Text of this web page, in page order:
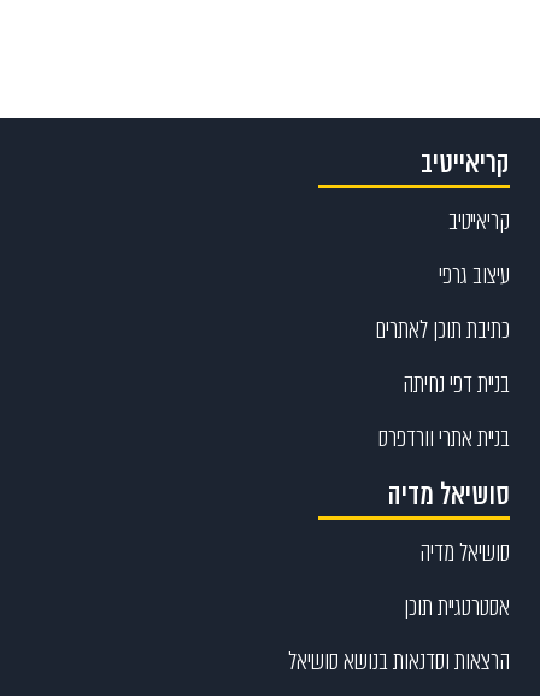
קריאייטיב
קריאייטיב
עיצוב גרפי
כתיבת תוכן לאתרים
בניית דפי נחיתה
בניית אתרי וורדפרס
סושיאל מדיה
סושיאל מדיה
אסטרטגיית תוכן
הרצאות וסדנאות בנושא סושיאל